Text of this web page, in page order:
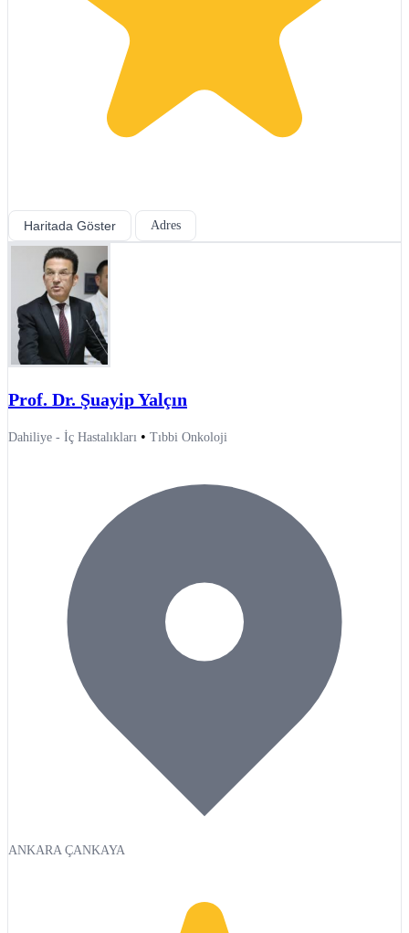
Haritada Göster Adres
Prof. Dr. Şuayip Yalçın
Dahiliye - İç Hastalıkları • Tıbbi Onkoloji
ANKARA ÇANKAYA